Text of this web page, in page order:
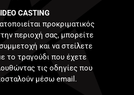
CASTING
προκριματικός
περιοχή σας, μπορείτε
και να στείλετε
το τραγούδι που έχετε
τις οδηγίες που
μέσω email.